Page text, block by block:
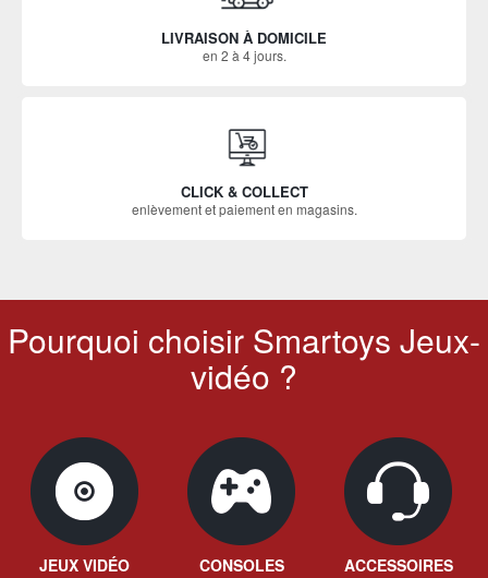
LIVRAISON À DOMICILE
en 2 à 4 jours.
CLICK & COLLECT
enlèvement et paiement en magasins.
Pourquoi choisir Smartoys Jeux-
vidéo ?
JEUX VIDÉO CONSOLES ACCESSOIRES